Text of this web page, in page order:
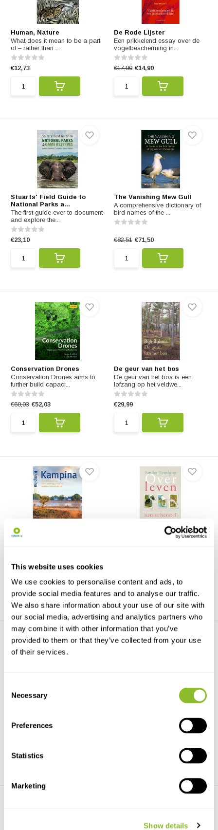
This website uses cookies
We use cookies to personalise content and ads, to
provide social media features and to analyse our traffic.
We also share information about your use of our site with
our social media, advertising and analytics partners who
may combine it with other information that you’ve
provided to them or that they’ve collected from your use
of their services.
Selection
Necessary
Preferences
Statistics
Marketing
Show details
Human, Nature
What does it mean to be a part
of – rather than ...
€12,73
De Rode Lijster
Een prikkelend essay over de
vogelbescherming in...
€17,90 €14,90
Stuarts' Field Guide to
National Parks a...
The first guide ever to document
and explore the...
€23,10
The Vanishing Mew Gull
A comprehensive dictionary of
bird names of the ...
€82,51 €71,50
Conservation Drones
Conservation Drones aims to
further build capaci...
€60,03 €52,03
De geur van het bos
De geur van het bos is een
lofzang op het veldwe...
€29,99
Kampina
€39,95
Der Wolf